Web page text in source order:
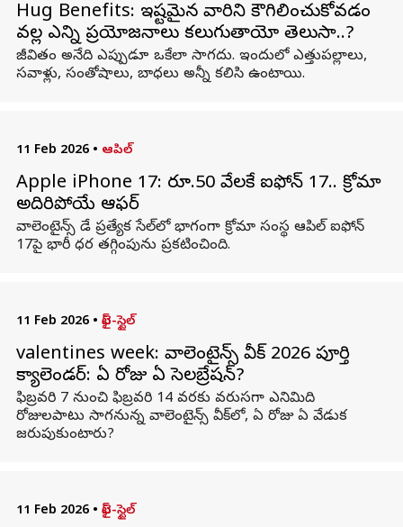
Hug Benefits: ఇష్టమైన వారిని కౌగిలించుకోవడం
వల్ల ఎన్ని ప్రయోజనాలు కలుగుతాయో తెలుసా..?
జీవితం అనేది ఎప్పుడూ ఒకేలా సాగదు. ఇందులో ఎత్తుపల్లాలు,
సవాళ్లు, సంతోషాలు, బాధలు అన్నీ కలిసి ఉంటాయి.
11 Feb 2026 • ఆపిల్
Apple iPhone 17: రూ.50 వేలకే ఐఫోన్ 17.. క్రోమా
అదిరిపోయే ఆఫర్
వాలెంటైన్స్ డే ప్రత్యేక సేల్‌లో భాగంగా క్రోమా సంస్థ ఆపిల్ ఐఫోన్
17పై భారీ ధర తగ్గింపును ప్రకటించింది.
11 Feb 2026 • లైఫ్-స్టైల్
valentines week: వాలెంటైన్స్ వీక్ 2026 పూర్తి
క్యాలెండర్‌: ఏ రోజు ఏ సెలబ్రేషన్‌?
ఫిబ్రవరి 7 నుంచి ఫిబ్రవరి 14 వరకు వరుసగా ఎనిమిది
రోజులపాటు సాగనున్న వాలెంటైన్స్ వీక్‌లో, ఏ రోజు ఏ వేడుక
జరుపుకుంటారు?
11 Feb 2026 • లైఫ్-స్టైల్